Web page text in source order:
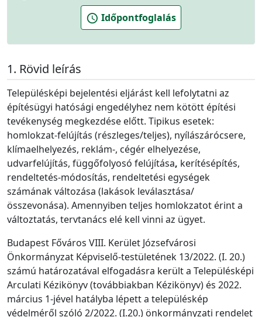
schedule Időpontfoglalás
Rövid leírás
Településképi bejelentési eljárást kell lefolytatni az
építésügyi hatósági engedélyhez nem kötött építési
tevékenység megkezdése előtt. Tipikus esetek:
homlokzat-felújítás (részleges/teljes), nyílászárócsere,
klímaelhelyezés, reklám-, cégér elhelyezése,
udvarfelújítás, függőfolyosó felújítása, kerítésépítés,
rendeltetés-módosítás, rendeltetési egységek
számának változása (lakások leválasztása/
összevonása). Amennyiben teljes homlokzatot érint a
változtatás, tervtanács elé kell vinni az ügyet.
Budapest Főváros VIII. Kerület Józsefvárosi
Önkormányzat Képviselő-testületének 13/2022. (I. 20.)
számú határozatával elfogadásra került a Településképi
Arculati Kézikönyv (továbbiakban Kézikönyv) és 2022.
március 1-jével hatályba lépett a településkép
védelméről szóló 2/2022. (I.20.) önkormányzati rendelet